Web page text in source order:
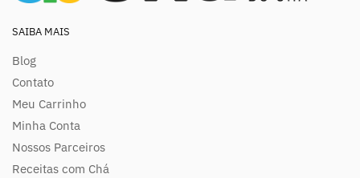
SAIBA MAIS
Blog
Contato
Meu Carrinho
Minha Conta
Nossos Parceiros
Receitas com Chá